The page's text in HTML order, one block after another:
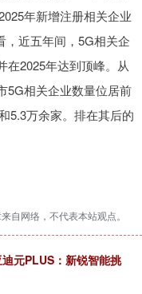
年新增注册相关企业
，近五年间，5G相关企
在2025年达到顶峰。从
5G相关企业数量位居前
5.3万余家。排在其后的
自网络，不代表本站观点。
元PLUS：新锐智能挑